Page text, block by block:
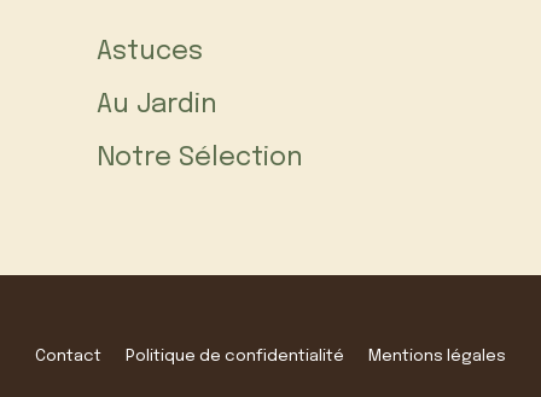
Astuces
Au Jardin
Notre Sélection
Contact Politique de confidentialité Mentions légales